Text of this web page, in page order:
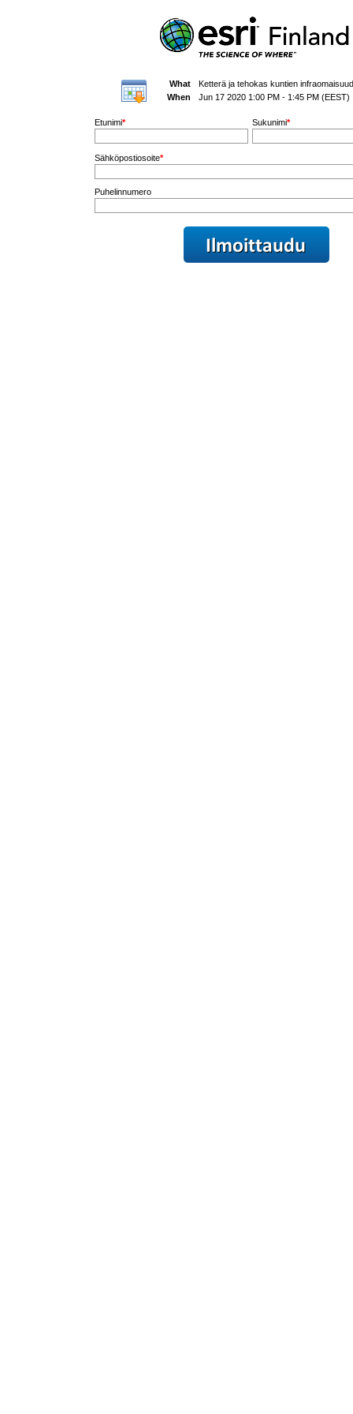
What
Ketterä ja tehokas kuntien
When
Jun 17 2020 1:00 PM - 1:45 PM (EEST)
Etunimi* Sukunimi*
Sähköpostiosoite*
Puhelinnumero